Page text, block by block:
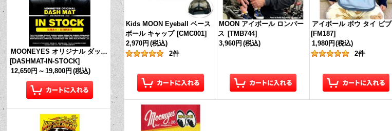
MOONEYES オリジナル ダッシュマット (in Stock!)
[DASHMAT-IN-STOCK]
12,650円 ～ 19,800円 (税込)
Kids MOON Eyeball ベース
ボール キャップ [CMC001]
2,970円 (税込)
2件
MOON アイボール ロンパー
ス [TMB744]
3,960円 (税込)
アイボール ボウ タイ ビブ
[FM187]
1,980円 (税込)
2件